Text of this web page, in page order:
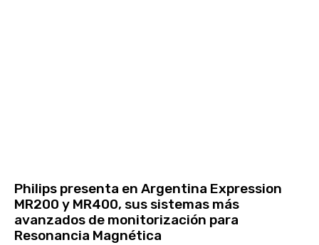
Philips presenta en Argentina Expression
MR200 y MR400, sus sistemas más
avanzados de monitorización para
Resonancia Magnética